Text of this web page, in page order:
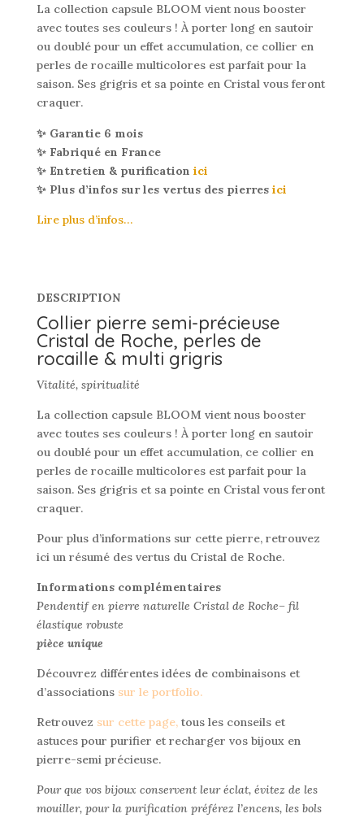
La collection capsule BLOOM vient nous booster
avec toutes ses couleurs ! À porter long en sautoir
ou doublé pour un effet accumulation, ce collier en
perles de rocaille multicolores est parfait pour la
saison. Ses grigris et sa pointe en Cristal vous feront
craquer.
✨ Garantie 6 mois
✨ Fabriqué en France
✨ Entretien & purification ici
✨ Plus d’infos sur les vertus des pierresici
Lire plus d’infos…
DESCRIPTION
Collier pierre semi-précieuse
Cristal de Roche, perles de
rocaille & multi grigris
Vitalité, spiritualité
La collection capsule BLOOM vient nous booster
avec toutes ses couleurs ! À porter long en sautoir
ou doublé pour un effet accumulation, ce collier en
perles de rocaille multicolores est parfait pour la
saison. Ses grigris et sa pointe en Cristal vous feront
craquer.
Pour plus d’informations sur cette pierre, retrouvez
ici un résumé des vertus du Cristal de Roche.
Informations complémentaires
Pendentif en pierre naturelle Cristal de Roche– fil
élastique robuste
pièce unique
Découvrez différentes idées de combinaisons et
d’associations sur le portfolio.
Retrouvez sur cette page,tous les conseils et
astuces pour purifier et recharger vos bijoux en
pierre-semi précieuse.
Pour que vos bijoux conservent leur éclat, évitez de les
mouiller, pour la purification préférez l’encens, les bols